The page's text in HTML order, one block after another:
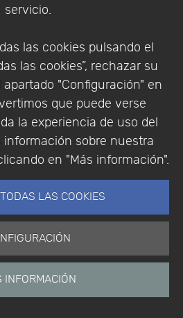
servicio.
las cookies pulsando el
las cookies”, rechazar su
"Configuración" en
que puede verse
la experiencia de uso del
información sobre nuestra
en "Más información".
LAS COOKIES
INFORMACIÓN
Inicio
Noticias
Etiquetas
Productos
Soporte
Tienda
Eventos
pasados
Encuestas